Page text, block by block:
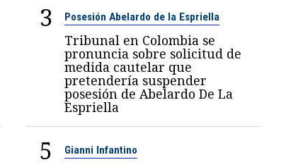
3 Posesión Abelardo de la Espriella
Tribunal en Colombia se
pronuncia sobre solicitud de
medida cautelar que
pretendería suspender
posesión de Abelardo De La
Espriella
5 Gianni Infantino